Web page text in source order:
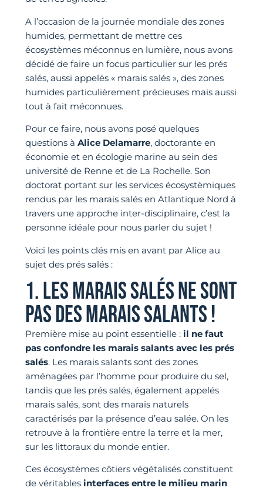
A l’occasion de la journée mondiale des zones
humides, permettant de mettre ces
écosystèmes méconnus en lumière, nous avons
décidé de faire un focus particulier sur les prés
salés, aussi appelés « marais salés », des zones
humides particulièrement précieuses mais aussi
tout à fait méconnues.
Pour ce faire, nous avons posé quelques
questions à Alice Delamarre, doctorante en
économie et en écologie marine au sein des
université de Renne et de La Rochelle. Son
doctorat portant sur les services écosystèmiques
rendus par les marais salés en Atlantique Nord à
travers une approche inter-disciplinaire, c’est la
personne idéale pour nous parler du sujet !
Voici les points clés mis en avant par Alice au
sujet des prés salés :
1. LES MARAIS SALÉS NE SONT
PAS DES MARAIS SALANTS !
Première mise au point essentielle : il ne faut
pas confondre les marais salants avec les prés
salés. Les marais salants sont des zones
aménagées par l’homme pour produire du sel,
tandis que les prés salés, également appelés
marais salés, sont des marais naturels
caractérisés par la présence d’eau salée. On les
retrouve à la frontière entre la terre et la mer,
sur les littoraux du monde entier.
Ces écosystèmes côtiers végétalisés constituent
de véritables interfaces entre le milieu marin